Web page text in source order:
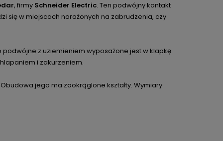
, firmy Schneider Electric. Ten podwójny kontakt
się w miejscach narażonych na zabrudzenia, czy
z uziemieniem wyposażone jest w klapkę
i zakurzeniem.
jego ma zaokrąglone kształty. Wymiary